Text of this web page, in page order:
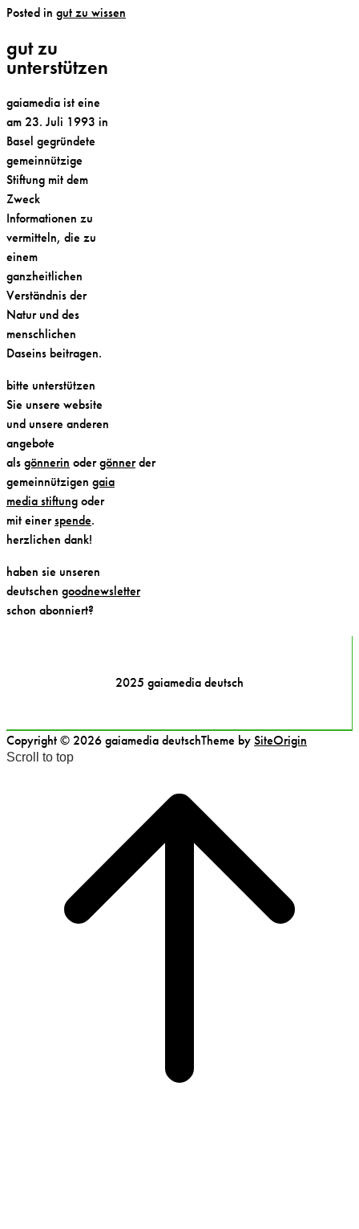
Posted in gut zu wissen
gut zu
unterstützen
gaiamedia ist eine
am 23. Juli 1993 in
Basel gegründete
gemeinnützige
Stiftung mit dem
Zweck
Informationen zu
vermitteln, die zu
einem
ganzheitlichen
Verständnis der
Natur und des
menschlichen
Daseins beitragen.
bitte unterstützen
Sie unsere website
und unsere anderen
angebote
als gönnerin odergönnerder
gemeinnützigen gaia
media stiftung oder
mit einerspende.
herzlichen dank!
haben sie unseren
deutschen goodnewsletter
schon abonniert?
2025 gaiamedia deutsch
Copyright © 2026 gaiamedia deutschTheme by SiteOrigin
Scroll to top